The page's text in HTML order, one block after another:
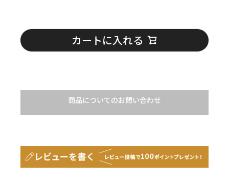
カートに入れる
商品についてのお問い合わせ